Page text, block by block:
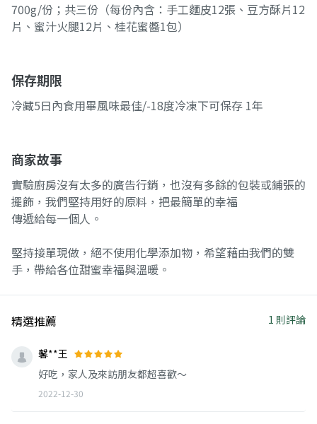
700g/份；共三份（每份內含：手工麵皮12張、豆方酥片12
片、蜜汁火腿12片、桂花蜜醬1包）
保存期限
冷藏5日內食用畢風味最佳/-18度冷凍下可保存 1年
商家故事
實驗廚房沒有太多的廣告行銷，也沒有多餘的包裝或鋪張的
擺飾，我們堅持用好的原料，把最簡單的幸福
傳遞給每一個人。
堅持接單現做，絕不使用化學添加物，希望藉由我們的雙
手，帶給各位甜蜜幸福與溫暖。
精選推薦 1 則評論
馨**王
好吃，家人及來訪朋友都超喜歡～
2022-12-30